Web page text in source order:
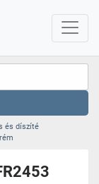
és díszíté